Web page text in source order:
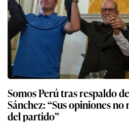
Somos Perú tras respaldo
Sánchez: “Sus opiniones
del partido”